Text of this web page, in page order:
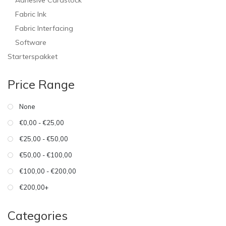
Fabric Ink
Fabric Interfacing
Software
Starterspakket
Price Range
None
€0,00 - €25,00
€25,00 - €50,00
€50,00 - €100,00
€100,00 - €200,00
€200,00+
Categories